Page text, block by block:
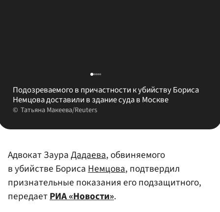
Подозреваемого в причастности к убийству Бориса
Немцова доставили в здание суда в Москве
Татьяна Макеева/Reuters
Адвокат ЗаураДадаева, обвиняемого
в убийстве БорисаНемцова, подтвердил
признательные показания его подзащитного,
передаетРИА «Новости».